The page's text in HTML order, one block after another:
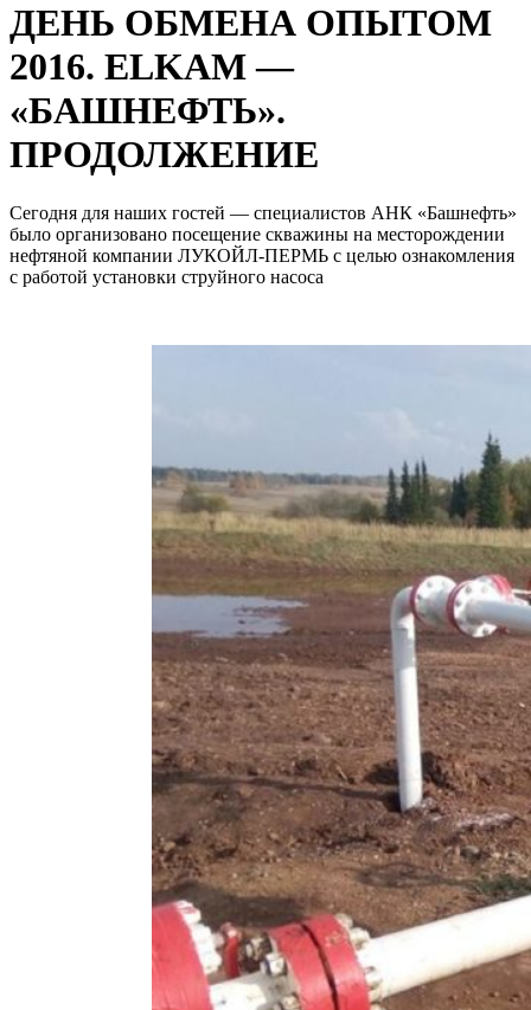
ДЕНЬ ОБМЕНА ОПЫТОМ
2016. ELKAM —
«БАШНЕФТЬ».
ПРОДОЛЖЕНИЕ
Сегодня для наших гостей — специалистов АНК «Башнефть»
было организовано посещение скважины на месторождении
нефтяной компании ЛУКОЙЛ-ПЕРМЬ с целью ознакомления
с работой установки струйного насоса